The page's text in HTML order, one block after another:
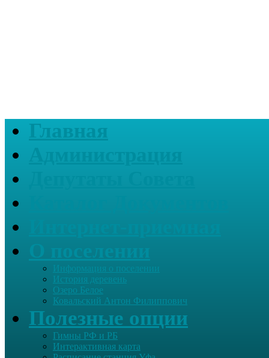
Главная
Информация о поселении
История деревень
Озеро Белое
Ковальский Антон Филиппович
Полезные опции
Гимны РФ и РБ
Интерактивная карта